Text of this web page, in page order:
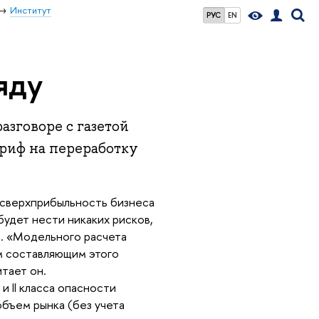
РУС EN
Институт
с газетой
на переработку
бизнеса
нести никаких рисков,
расчета
составляющим этого
он.
II класса опасности
рынка (без учета